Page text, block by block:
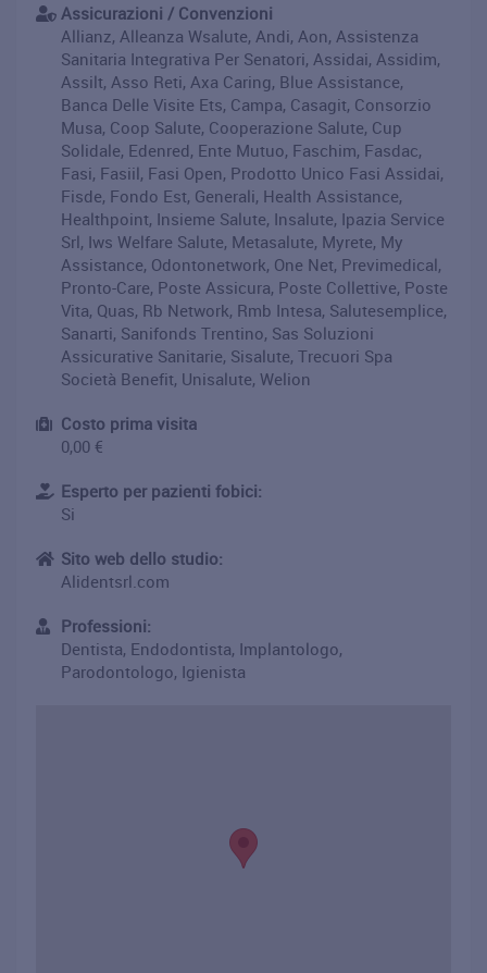
Assicurazioni / Convenzioni
Allianz, Alleanza Wsalute, Andi, Aon, Assistenza
Sanitaria Integrativa Per Senatori, Assidai, Assidim,
Assilt, Asso Reti, Axa Caring, Blue Assistance,
Banca Delle Visite Ets, Campa, Casagit, Consorzio
Musa, Coop Salute, Cooperazione Salute, Cup
Solidale, Edenred, Ente Mutuo, Faschim, Fasdac,
Fasi, Fasiil, Fasi Open, Prodotto Unico Fasi Assidai,
Fisde, Fondo Est, Generali, Health Assistance,
Healthpoint, Insieme Salute, Insalute, Ipazia Service
Srl, Iws Welfare Salute, Metasalute, Myrete, My
Assistance, Odontonetwork, One Net, Previmedical,
Pronto-Care, Poste Assicura, Poste Collettive, Poste
Vita, Quas, Rb Network, Rmb Intesa, Salutesemplice,
Sanarti, Sanifonds Trentino, Sas Soluzioni
Assicurative Sanitarie, Sisalute, Trecuori Spa
Società Benefit, Unisalute, Welion
Costo prima visita
0,00 €
Esperto per pazienti fobici:
Si
Sito web dello studio:
Alidentsrl.com
Professioni:
Dentista, Endodontista, Implantologo,
Parodontologo, Igienista